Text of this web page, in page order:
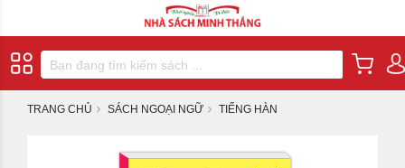
TRANG CHỦ SÁCH NGOẠI NGỮ TIẾNG HÀN